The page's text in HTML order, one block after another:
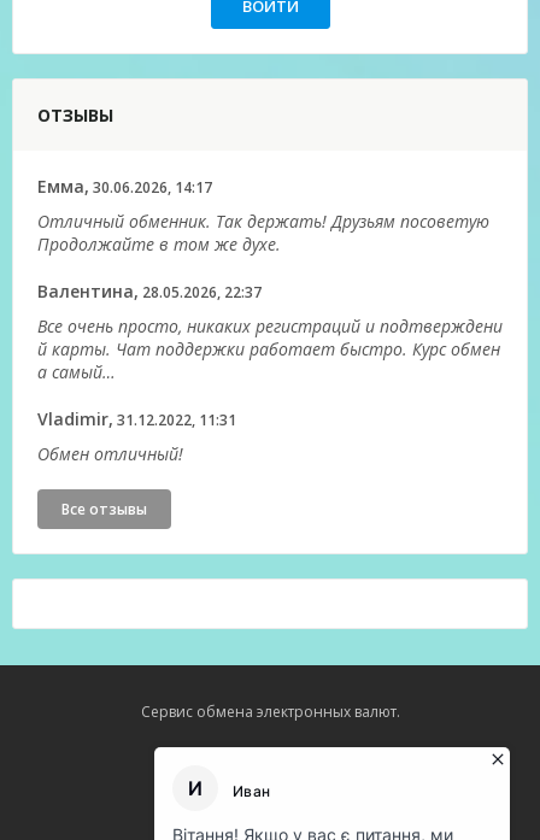
ОТЗЫВЫ
Емма, 30.06.2026, 14:17
Отличный обменник. Так держать! Друзьям посоветую
Продолжайте в том же духе.
Валентина, 28.05.2026, 22:37
Все очень просто, никаких регистраций и подтверждени
й карты. Чат поддержки работает быстро. Курс обмен
а самый…
Vladimir, 31.12.2022, 11:31
Обмен отличный!
Все отзывы
Сервис обмена электронных валют.